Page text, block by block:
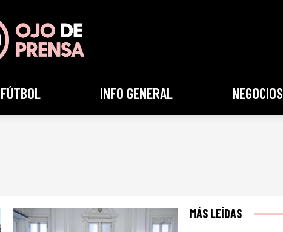
FÚTBOL INFO GENERAL NEGOCIOS
MÁS LEÍDAS